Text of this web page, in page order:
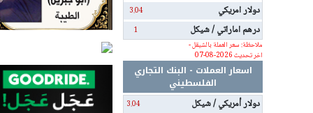
دولار امريكي 3.04
درهم اماراتي / شيكل
1
ملاحظة: سعر العملة بالشيقل -
اخر تحديث 2026-08-07
اسعار العملات - البنك التجاري
الفلسطيني
دولار أمريكي / شيكل
3.04